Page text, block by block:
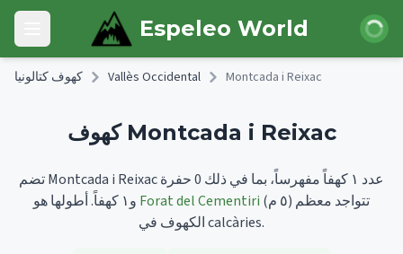
Skip to main content
Open main menu Espeleo World الدخول
كهوف كتالونيا Vallès Occidental Montcada i Reixac
كهوف Montcada i Reixac
تضم Montcada i Reixac عدد ١ كهفاً مفهرساً، بما في ذلك 0 حفرة
و١ كهفاً. Forat del Cementiri (٥ م) تتواجد معظم
الكهوف في calcàries.